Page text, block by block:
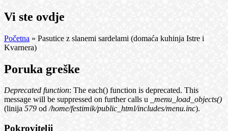
Vi ste ovdje
Početna » Pasutice z slanemi sardelami (domaća kuhinja Istre i
Kvarnera)
Poruka greške
Deprecated function: The each() function is deprecated. This
message will be suppressed on further calls u
_menu_load_objects()
(linija 579 od/home/festimik/public_html/includes/menu.inc).
Pokrovitelji